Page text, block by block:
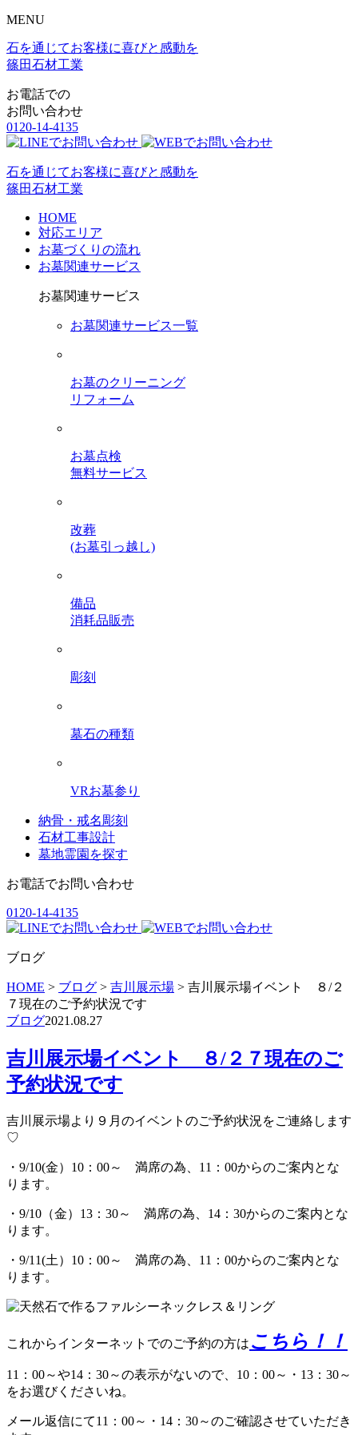
MENU
石を通じてお客様に喜びと感動を
篠田石材工業
お電話での
お問い合わせ
0120-14-4135
石を通じてお客様に喜びと感動を
篠田石材工業
HOME
対応エリア
お墓づくりの流れ
お墓関連サービス
お墓関連サービス
お墓関連サービス一覧
お墓のクリーニング
リフォーム
お墓点検
無料サービス
改葬
(お墓引っ越し)
備品
消耗品販売
彫刻
墓石の種類
VRお墓参り
納骨・戒名彫刻
石材工事設計
墓地霊園を探す
お電話でお問い合わせ
0120-14-4135
ブログ
HOME > ブログ > 吉川展示場 > 吉川展示場イベント ８/２
７現在のご予約状況です
ブログ2021.08.27
吉川展示場イベント ８/２７現在のご
予約状況です
吉川展示場より９月のイベントのご予約状況をご連絡します
♡
・9/10(金）10：00～ 満席の為、11：00からのご案内とな
ります。
・9/10（金）13：30～ 満席の為、14：30からのご案内とな
ります。
・9/11(土）10：00～ 満席の為、11：00からのご案内とな
ります。
これからインターネットでのご予約の方は こちら！！
11：00～や14：30～の表示がないので、10：00～・13：30～
をお選びくださいね。
メール返信にて11：00～・14：30～のご確認させていただき